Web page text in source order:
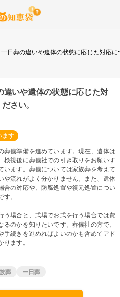
日葬の違いや遺体の状態に応じた対応
違いや遺体の状態に応じた対
さい。
ます
葬儀準備を進めています。現在、遺体は
検視後に葬儀社での引き取りをお願いす
います。葬儀については家族葬を考えて
や流れがよく分かりません。また、遺体
合の対応や、防腐処置や復元処置につい
。
う場合と、式場でお式を行う場合では費
るのかを知りたいです。葬儀社の方で、
手続きを進めればよいのかも含めてアド
ます。
葬 一日葬